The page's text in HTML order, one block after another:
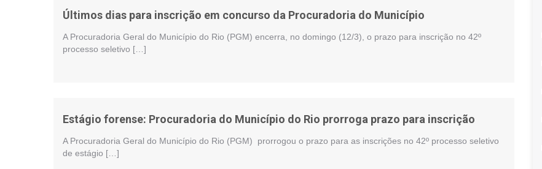
Últimos dias para inscrição em concurso da Procuradoria do Município
A Procuradoria Geral do Município do Rio (PGM) encerra, no domingo (12/3), o prazo para inscrição no 42º
processo seletivo […]
Estágio forense: Procuradoria do Município do Rio prorroga prazo para inscrição
A Procuradoria Geral do Município do Rio (PGM) prorrogou o prazo para as inscrições no 42º processo seletivo
de estágio […]